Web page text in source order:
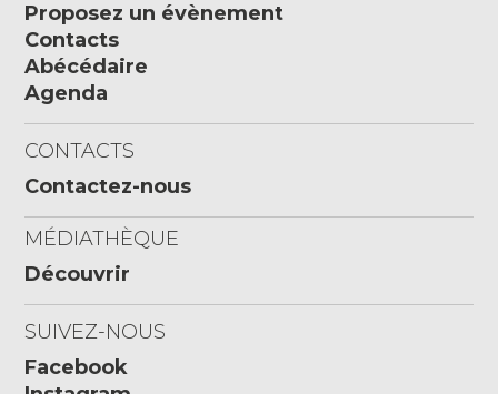
Proposez un évènement
Contacts
Abécédaire
Agenda
CONTACTS
Contactez-nous
MÉDIATHÈQUE
Découvrir
SUIVEZ-NOUS
Facebook